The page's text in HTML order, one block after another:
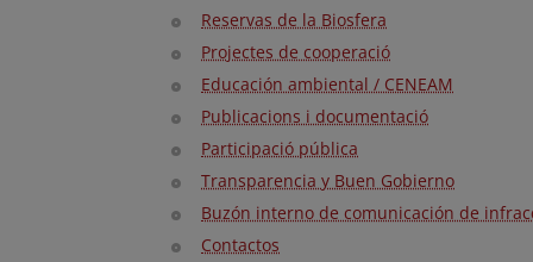
Reservas de la Biosfera
Projectes de cooperació
Educación ambiental / CENEAM
Publicacions i documentació
Participació pública
Transparencia y Buen Gobierno
Buzón interno de comunicación de
Contactos